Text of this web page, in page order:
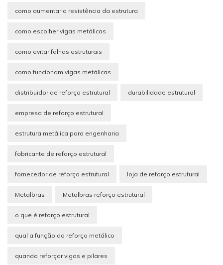
como aumentar a resistência da estrutura
como escolher vigas metálicas
como evitar falhas estruturais
como funcionam vigas metálicas
distribuidor de reforço estrutural durabilidade estrutural
empresa de reforço estrutural
estrutura metálica para engenharia
fabricante de reforço estrutural
fornecedor de reforço estrutural loja de reforço estrutural
Metalbras Metalbras reforço estrutural
o que é reforço estrutural
qual a função do reforço metálico
quando reforçar vigas e pilares